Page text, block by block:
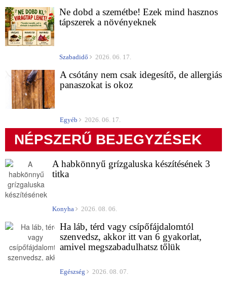
Ne dobd a szemétbe! Ezek mind hasznos
tápszerek a növényeknek
Szabadidő 2026. 06. 17.
A csótány nem csak idegesítő, de allergiás
panaszokat is okoz
Egyéb 2026. 06. 17.
NÉPSZERŰ BEJEGYZÉSEK
A habkönnyű grízgaluska készítésének 3
titka
Konyha 2026. 08. 06.
Ha láb, térd vagy csípőfájdalomtól
szenvedsz, akkor itt van 6 gyakorlat,
amivel megszabadulhatsz tőlük
Egészség 2026. 08. 07.